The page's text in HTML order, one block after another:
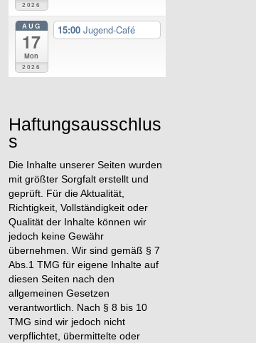
2026
AUG
17
Mon
2026
15:00 Jugend-Café
Haftungsausschlus
s
Die Inhalte unserer Seiten wurden
mit größter Sorgfalt erstellt und
geprüft. Für die Aktualität,
Richtigkeit, Vollständigkeit oder
Qualität der Inhalte können wir
jedoch keine Gewähr
übernehmen. Wir sind gemäß § 7
Abs.1 TMG für eigene Inhalte auf
diesen Seiten nach den
allgemeinen Gesetzen
verantwortlich. Nach § 8 bis 10
TMG sind wir jedoch nicht
verpflichtet, übermittelte oder